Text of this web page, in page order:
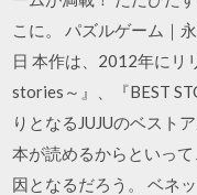
こに。 パズルゲーム｜
日 本作は、2012年にリ
stories～』、『BEST
りとなるJUJUのベスト
本が読めるからといっ
因となるだろう。 ベネ